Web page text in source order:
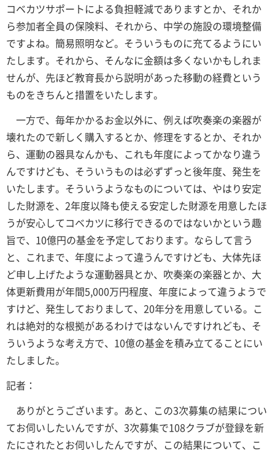
コベカツサポートによる負担軽減でありますとか、それか
ら参加者全員の保険料、それから、中学の施設の環境整備
ですよね。簡易照明など。そういうものに充てるようにい
たします。それから、そんなに金額は多くないかもしれま
せんが、先ほど教育長から説明があった移動の経費という
ものをきちんと措置をいたします。
一方で、毎年かかるお金以外に、例えば吹奏楽の楽器が
壊れたので新しく購入するとか、修理をするとか、それか
ら、運動の器具なんかも、これも年度によってかなり違う
んですけども、そういうものは必ずずっと後年度、発生を
いたします。そういうようなものについては、やはり安定
した財源を、2年度以降も使える安定した財源を用意したほ
うが安心してコベカツに移行できるのではないかという趣
旨で、10億円の基金を予定しております。ならして言う
と、これまで、年度によって違うんですけども、大体先ほ
ど申し上げたような運動器具とか、吹奏楽の楽器とか、大
体更新費用が年間5,000万円程度、年度によって違うようで
すけど、発生しておりまして、20年分を用意している。こ
れは絶対的な根拠があるわけではないんですけれども、そ
ういうような考え方で、10億の基金を積み立てることにい
たしました。
記者：
ありがとうございます。あと、この3次募集の結果につい
てお伺いしたいんですが、3次募集で108クラブが登録を新
たにされたとお伺いしたんですが、この結果について、こ